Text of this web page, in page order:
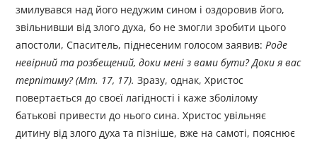
змилувався над його недужим сином і оздоровив його,
звільнивши від злого духа, бо не змогли зробити цього
апостоли, Спаситель, піднесеним голосом заявив:Роде
невірний та розбещений, доки мені з вами бути? Доки я вас
терпітиму? (Мт. 17, 17).Зразу, однак, Христос
повертається до своєї лагідності і каже зболілому
батькові привести до нього сина. Христос увільняє
дитину від злого духа та пізніше, вже на самоті, пояснює